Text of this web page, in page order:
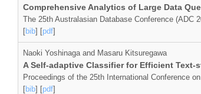
Comprehensive Analytics of Large Data
The 25th Australasian Database Conference (ADC
[bib] [pdf]
Naoki Yoshinaga and Masaru Kitsuregawa
A Self-adaptive Classifier for Efficient Text-
Proceedings of the 25th International Conference
[bib] [pdf]